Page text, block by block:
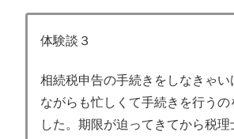
体験談３
相続税申告の手続きをしなきゃい
ながらも忙しくて手続きを行うの
した。期限が迫ってきてから税理